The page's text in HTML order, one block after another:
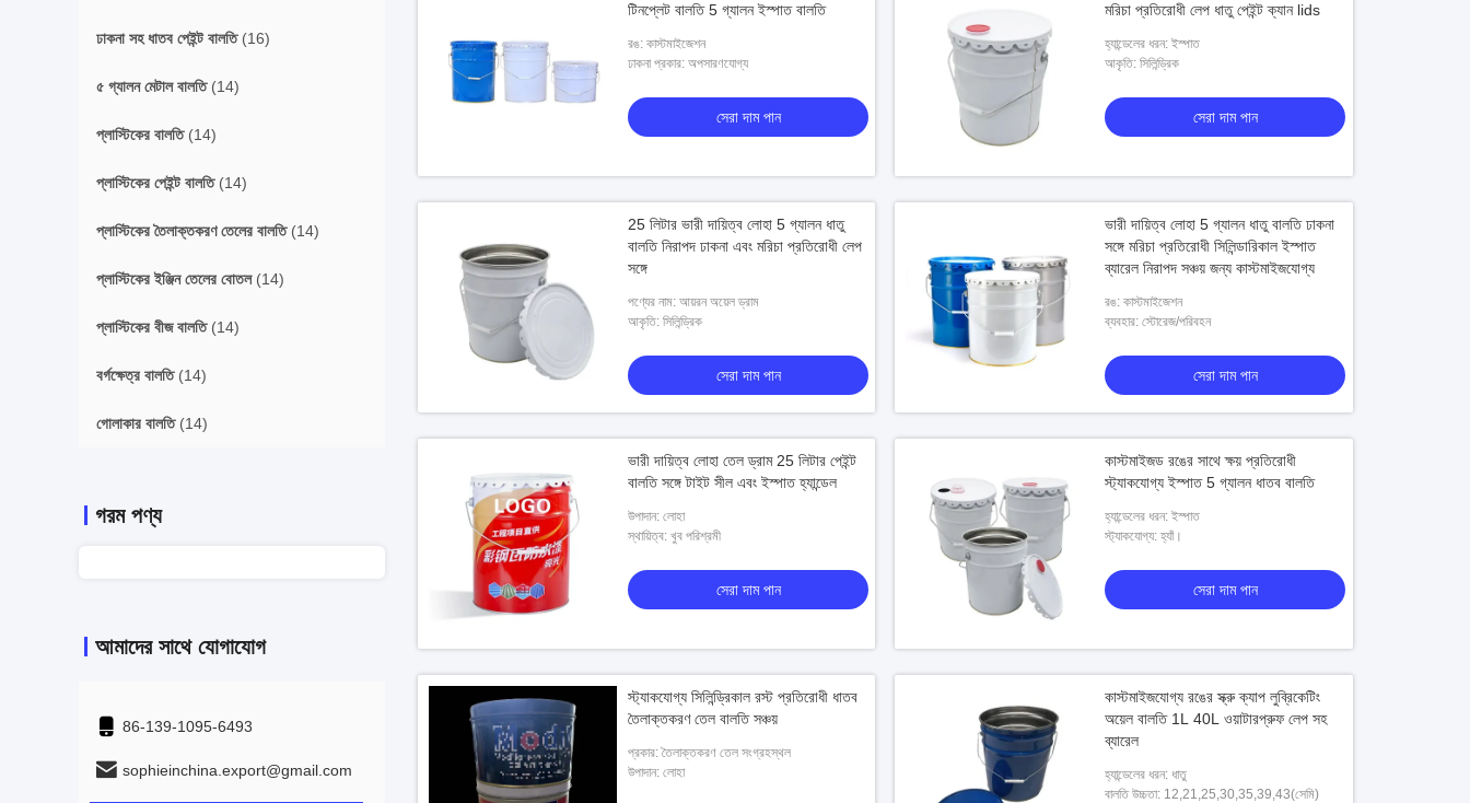
ঢাকনা সহ ধাতব পেইন্ট বালতি(16)
৫ গ্যালন মেটাল বালতি(14)
প্লাস্টিকের বালতি(14)
প্লাস্টিকের পেইন্ট বালতি(14)
প্লাস্টিকের তৈলাক্তকরণ তেলের বালতি(14)
প্লাস্টিকের ইঞ্জিন তেলের বোতল(14)
প্লাস্টিকের বীজ বালতি(14)
বর্গক্ষেত্র বালতি(14)
গোলাকার বালতি(14)
গরম পণ্য
আমাদের সাথে যোগাযোগ
86-139-1095-6493
sophieinchina.export@gmail.com
টিনপ্লেট বালতি 5 গ্যালন ইস্পাত বালতি
রঙ: কাস্টমাইজেশন
ঢাকনা প্রকার: অপসারণযোগ্য
সেরা দাম পান
মরিচা প্রতিরোধী লেপ ধাতু পেইন্ট ক্যান lids
হ্যান্ডেলের ধরন: ইস্পাত
আকৃতি: সিলিন্ড্রিক
সেরা দাম পান
25 লিটার ভারী দায়িত্ব লোহা 5 গ্যালন ধাতু
বালতি নিরাপদ ঢাকনা এবং মরিচা প্রতিরোধী লেপ
সঙ্গে
পণ্যের নাম: আয়রন অয়েল ড্রাম
আকৃতি: সিলিন্ড্রিক
সেরা দাম পান
ভারী দায়িত্ব লোহা 5 গ্যালন ধাতু বালতি ঢাকনা
সঙ্গে মরিচা প্রতিরোধী সিলিন্ডারিকাল ইস্পাত
ব্যারেল নিরাপদ সঞ্চয় জন্য কাস্টমাইজযোগ্য
রঙ: কাস্টমাইজেশন
ব্যবহার: স্টোরেজ/পরিবহন
সেরা দাম পান
ভারী দায়িত্ব লোহা তেল ড্রাম 25 লিটার পেইন্ট
বালতি সঙ্গে টাইট সীল এবং ইস্পাত হ্যান্ডেল
উপাদান: লোহা
স্থায়িত্ব: খুব পরিশ্রমী
সেরা দাম পান
কাস্টমাইজড রঙের সাথে ক্ষয় প্রতিরোধী
স্ট্যাকযোগ্য ইস্পাত 5 গ্যালন ধাতব বালতি
হ্যান্ডেলের ধরন: ইস্পাত
স্ট্যাকযোগ্য: হ্যাঁ।
সেরা দাম পান
স্ট্যাকযোগ্য সিলিন্ড্রিকাল রস্ট প্রতিরোধী ধাতব
তৈলাক্তকরণ তেল বালতি সঞ্চয়
প্রকার: তৈলাক্তকরণ তেল সংগ্রহস্থল
উপাদান: লোহা
কাস্টমাইজযোগ্য রঙের স্ক্রু ক্যাপ লুব্রিকেটিং
অয়েল বালতি 1L 40L ওয়াটারপ্রুফ লেপ সহ
ব্যারেল
হ্যান্ডেলের ধরন: ধাতু
বালতি উচ্চতা: 12,21,25,30,35,39,43(সেমি)